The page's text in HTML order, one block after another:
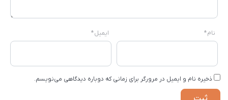
نام* ایمیل*
ذخیره نام و ایمیل در مرورگر برای زمانی که دوباره دیدگاهی می‌نویسم.